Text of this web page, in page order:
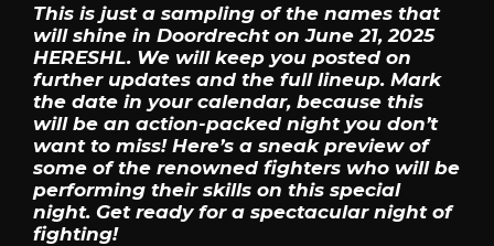
This is just a sampling of the names that
will shine in Doordrecht on June 21, 2025
HERESHL. We will keep you posted on
further updates and the full lineup. Mark
the date in your calendar, because this
will be an action-packed night you don’t
want to miss! Here’s a sneak preview of
some of the renowned fighters who will be
performing their skills on this special
night. Get ready for a spectacular night of
fighting!